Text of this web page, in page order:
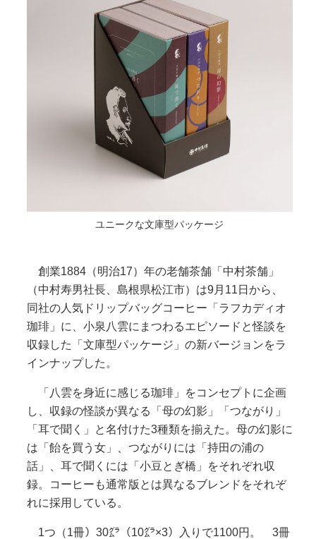
ユニークな文庫型パッケージ
創業1884（明治17）年の老舗茶舗「中村茶舗」
（中村寿男社長、島根県松江市）は9月11日から、
同社の人気ドリップバッグコーヒー「ラフカディオ
珈琲」に、小泉八雲にまつわるエピソードと怪談を
収録した「文庫型パッケージ」の新バージョンをラ
インナップした。
「八雲を身近に感じる珈琲」をコンセプトに企画
し、収録の怪談が異なる「母の幻影」「つながり」
「耳で聞く」と名付けた3種類を揃えた。母の幻影に
は「飴を買う女」、つながりには「持田の浦の
話」、耳で聞くには「小豆とぎ橋」をそれぞれ収
録。コーヒーも通常版とは異なるブレンドをそれぞ
れに採用している。
1つ（1冊）30㌘（10㌘×3）入りで1100円。 3冊